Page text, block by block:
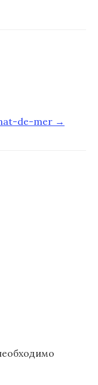
de-mer →